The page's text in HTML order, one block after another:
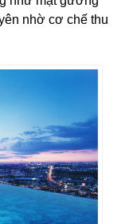
nhờ cơ chế thu